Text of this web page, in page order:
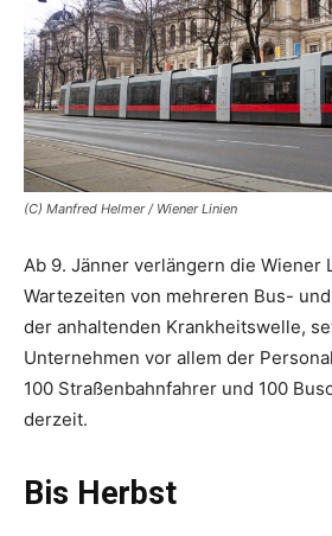
(C) Manfred Helmer / Wiener Linien
Ab 9. Jänner verlängern die Wiener
Wartezeiten von mehreren Bus-
der anhaltenden Krankheitswelle,
Unternehmen vor allem der
100 Straßenbahnfahrer und 100
derzeit.
Bis Herbst